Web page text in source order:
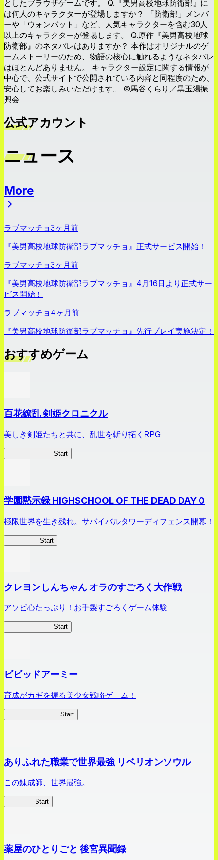
としたブラウザゲームです。 Q.『美男高校地球防衛部』に
は何人のキャラクターが登場しますか？ 「防衛部」メンバ
ーや「ウォンバット」など、人気キャラクターを含む30人
以上のキャラクターが登場します。 Q.原作『美男高校地球
防衛部』のネタバレはありますか？ 本作はオリジナルのゲ
ームストーリーのため、物語の核心に触れるようなネタバレ
はほとんどありません。 キャラクター設定に関する情報が
中心で、公式サイトで公開されている内容と同程度のため、
安心してお楽しみいただけます。 ©馬谷くらり／黒玉湯振
興会
公式アカウント
ニュース
More
ラブマッチョ3ヶ月前
『美男高校地球防衛部ラブマッチョ』正式サービス開始！
ラブマッチョ3ヶ月前
『美男高校地球防衛部ラブマッチョ』4月16日より正式サー
ビス開始！
ラブマッチョ 4ヶ月前
『美男高校地球防衛部ラブマッチョ』先行プレイ実施決定！
おすすめゲーム
百花繚乱 剣姫クロニクル
美しき剣姫たちと共に、乱世を斬り拓くRPG
Start
学園黙示録 HIGHSCHOOL OF THE DEAD DAY 0
極限世界を生き残れ。サバイバルタワーディフェンス開幕！
Start
クレヨンしんちゃん オラのすごろく大作戦
アソビ心たっぷり！お手製すごろくゲーム体験
Start
ビビッドアーミー
育成がカギを握る美少女戦略ゲーム！
Start
ありふれた職業で世界最強 リベリオンソウル
この錬成師、世界最強。
Start
薬屋のひとりごと 後宮異聞録